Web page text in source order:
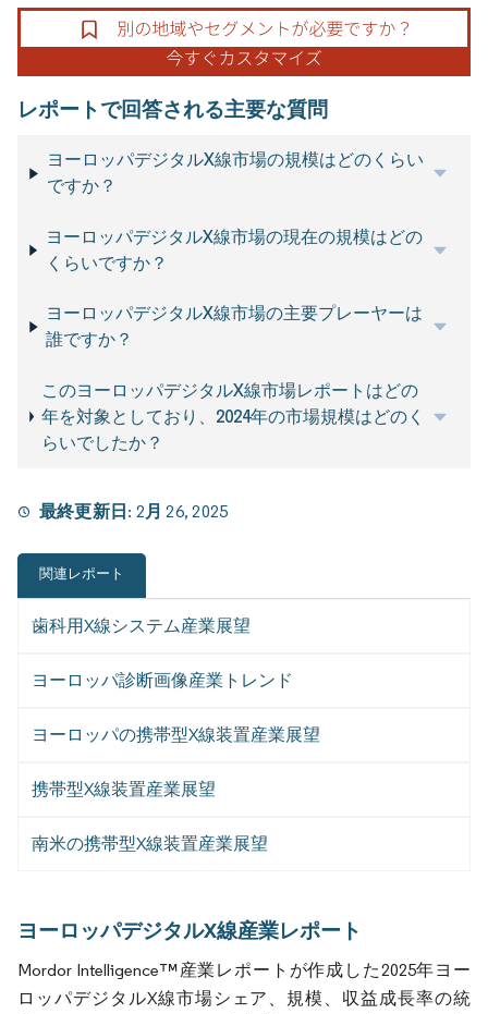
レポートで回答される主要な質問
ヨーロッパデジタルX線市場の規模はどのくらい
ですか？
ヨーロッパデジタルX線市場の現在の規模はどの
くらいですか？
ヨーロッパデジタルX線市場の主要プレーヤーは
誰ですか？
このヨーロッパデジタルX線市場レポートはどの
年を対象としており、2024年の市場規模はどのく
らいでしたか？
最終更新日: 2月 26, 2025
関連レポート
歯科用X線システム産業展望
ヨーロッパ診断画像産業トレンド
ヨーロッパの携帯型X線装置産業展望
携帯型X線装置産業展望
南米の携帯型X線装置産業展望
ヨーロッパデジタルX線産業レポート
Mordor Intelligence™産業レポートが作成した2025年ヨー
ロッパデジタルX線市場シェア、規模、収益成長率の統